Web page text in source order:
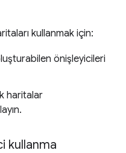
kullanmak için:
önişleyicileri
haritalar
kullanma